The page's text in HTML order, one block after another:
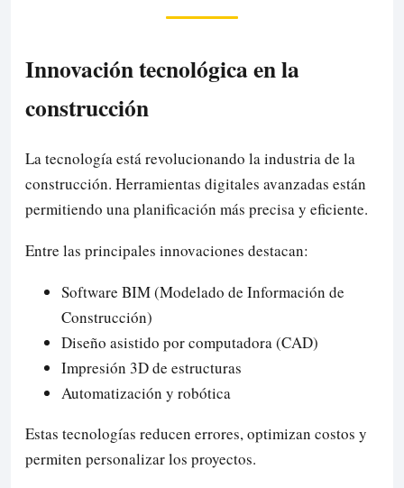
Innovación tecnológica en la
construcción
La tecnología está revolucionando la industria de la
construcción. Herramientas digitales avanzadas están
permitiendo una planificación más precisa y eficiente.
Entre las principales innovaciones destacan:
Software BIM (Modelado de Información de
Construcción)
Diseño asistido por computadora (CAD)
Impresión 3D de estructuras
Automatización y robótica
Estas tecnologías reducen errores, optimizan costos y
permiten personalizar los proyectos.